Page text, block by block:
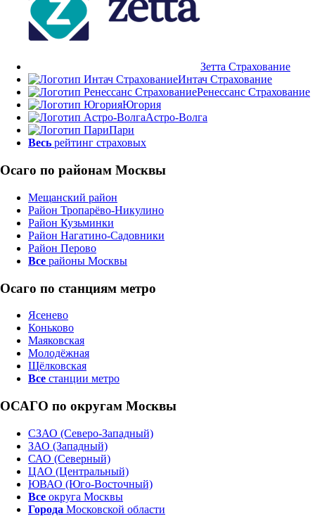
Зетта Страхование
Интач Страхование
Ренессанс Страхование
Югория
Астро-Волга
Пари
Весь рейтинг страховых
Осаго по районам Москвы
Мещанский район
Район Тропарёво-Никулино
Район Кузьминки
Район Нагатино-Садовники
Район Перово
Все районы Москвы
Осаго по станциям метро
Ясенево
Коньково
Маяковская
Молодёжная
Щёлковская
Все станции метро
ОСАГО по округам Москвы
СЗАО (Северо-Западный)
ЗАО (Западный)
САО (Северный)
ЦАО (Центральный)
ЮВАО (Юго-Восточный)
Все округа Москвы
Города Московской области